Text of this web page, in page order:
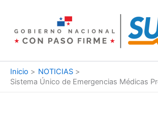
contenido
Inicio
NOTICIAS
Sistema Único de Emergencias Médicas